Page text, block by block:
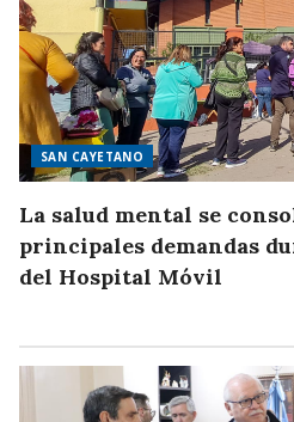
SAN CAYETANO
La salud mental se
principales demandas
del Hospital Móvil